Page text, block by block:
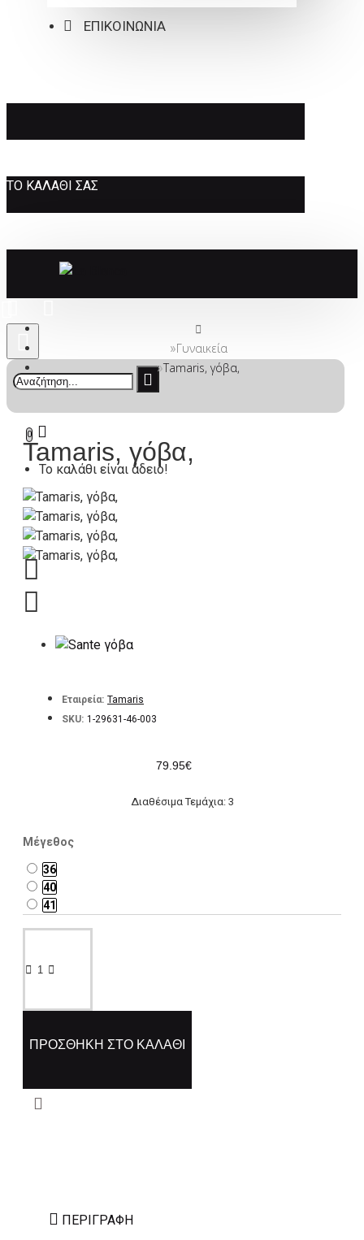
ΕΠΙΚΟΙΝΩΝΙΑ
ΤΟ ΚΑΛΆΘΙ ΣΑΣ
0
Το καλάθι είναι άδειο!
Γυναικεία
Tamaris, γόβα,
Tamaris, γόβα,
Εταιρεία: Tamaris
SKU: 1-29631-46-003
79.95€
Διαθέσιμα Τεμάχια: 3
Μέγεθος
36
40
41
ΠΡΟΣΘΉΚΗ ΣΤΟ ΚΑΛΆΘΙ
ΠΕΡΙΓΡΑΦΉ